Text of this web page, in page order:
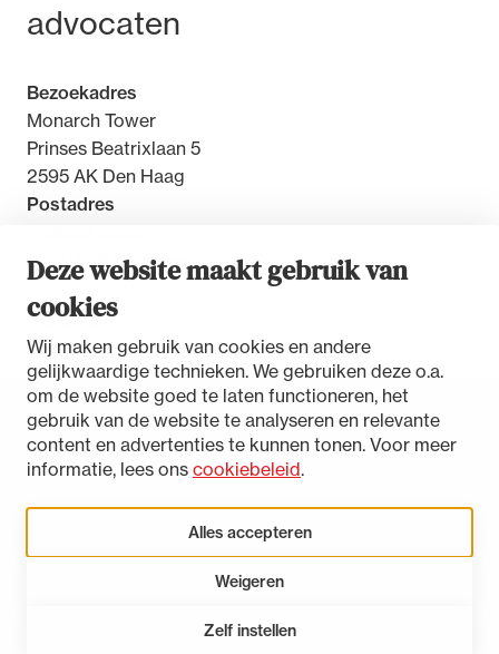
Deze website maakt gebruik van
cookies
Wij maken gebruik van cookies en andere
gelijkwaardige technieken. We gebruiken deze o.a.
om de website goed te laten functioneren, het
gebruik van de website te analyseren en relevante
content en advertenties te kunnen tonen. Voor meer
informatie, lees ons cookiebeleid.
Alles accepteren
Weigeren
Zelf instellen
advocaten
Bezoekadres
Monarch Tower
Prinses Beatrixlaan 5
2595 AK Den Haag
Postadres
2500 GW Den Haag
Toegankelijkheidsverklaring
Disclaimer